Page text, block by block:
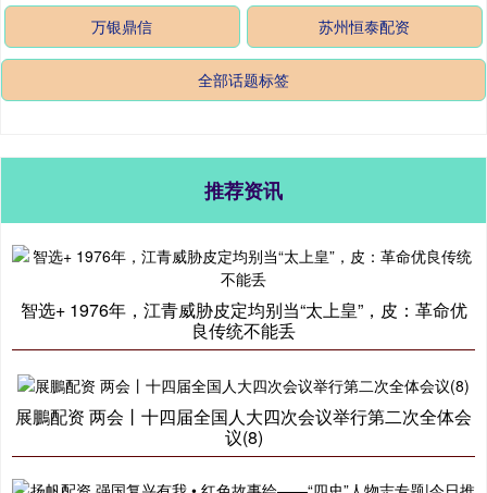
万银鼎信 苏州恒泰配资
全部话题标签
推荐资讯
智选+ 1976年，江青威胁皮定均别当“太上皇”，皮：革命优
良传统不能丢
展鵬配资 两会丨十四届全国人大四次会议举行第二次全体会
议(8)